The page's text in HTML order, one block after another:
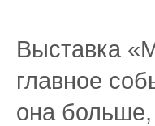
Выставка
главное
она